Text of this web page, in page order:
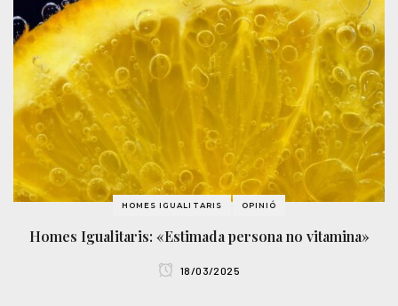
HOMES IGUALITARIS OPINIÓ
Homes Igualitaris: «Estimada persona no vitamina»
18/03/2025